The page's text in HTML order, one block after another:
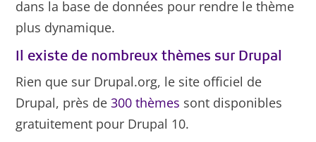
dans la base de données pour rendre le thème
plus dynamique.
Il existe de nombreux thèmes sur Drupal
Rien que sur Drupal.org, le site officiel de
Drupal, près de300 thèmes sont disponibles
gratuitement pour Drupal 10.